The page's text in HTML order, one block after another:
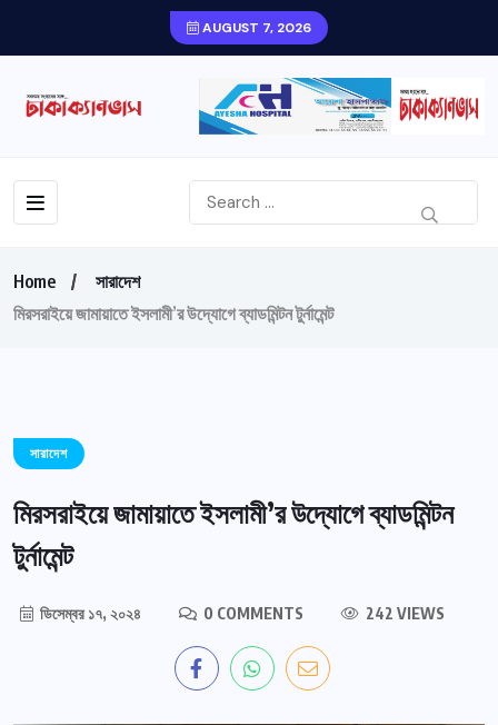
AUGUST 7, 2026
Home
সারাদেশ
মিরসরাইয়ে জামায়াতে ইসলামী’র উদ্যোগে ব্যাডমিন্টন টুর্নামেন্ট
সারাদেশ
মিরসরাইয়ে জামায়াতে ইসলামী’র উদ্যোগে ব্যাডমিন্টন
টুর্নামেন্ট
ডিসেম্বর ১৭, ২০২৪ 0 COMMENTS 242 VIEWS